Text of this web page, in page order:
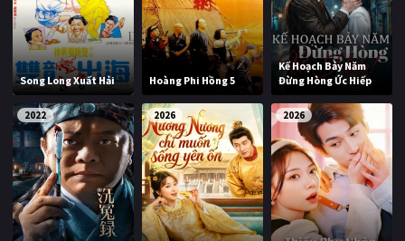
Song Long Xuất Hải Hoàng Phi Hồng 5
Kế Hoạch Bảy Năm
Đừng Hòng Ức Hiếp
2022 2026 2026